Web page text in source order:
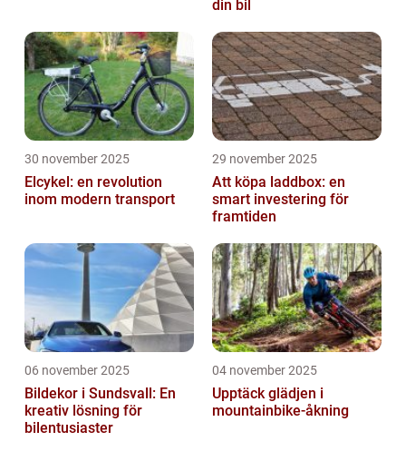
din bil
30 november 2025
Elcykel: en revolution
inom modern transport
29 november 2025
Att köpa laddbox: en
smart investering för
framtiden
06 november 2025
Bildekor i Sundsvall: En
kreativ lösning för
bilentusiaster
04 november 2025
Upptäck glädjen i
mountainbike-åkning